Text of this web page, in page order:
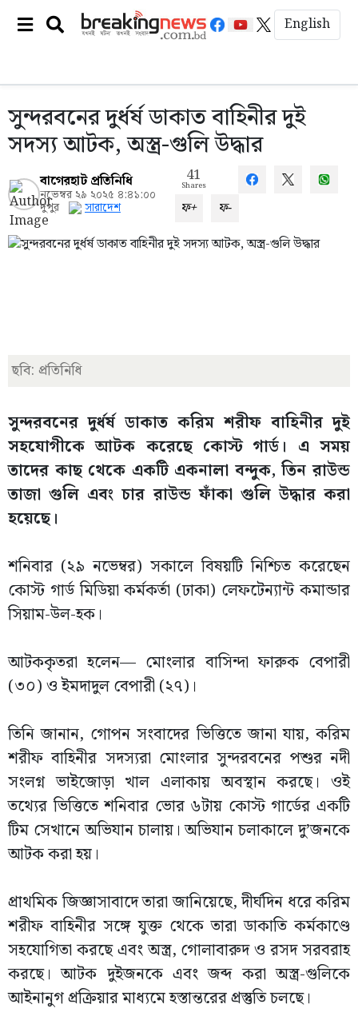
English
সুন্দরবনের দুর্ধর্ষ ডাকাত বাহিনীর দুই
সদস্য আটক, অস্ত্র-গুলি উদ্ধার
বাগেরহাট প্রতিনিধি
নভেম্বর ২৯ ২০২৫ ৪:৪১:০০
দুপুর সারাদেশ
41
Shares
ফ+ ফ-
ছবি: প্রতিনিধি
সুন্দরবনের দুর্ধর্ষ ডাকাত করিম শরীফ বাহিনীর দুই
সহযোগীকে আটক করেছে কোস্ট গার্ড। এ সময়
তাদের কাছ থেকে একটি একনালা বন্দুক, তিন রাউন্ড
তাজা গুলি এবং চার রাউন্ড ফাঁকা গুলি উদ্ধার করা
হয়েছে।
শনিবার (২৯ নভেম্বর) সকালে বিষয়টি নিশ্চিত করেছেন
কোস্ট গার্ড মিডিয়া কর্মকর্তা (ঢাকা) লেফটেন্যান্ট কমান্ডার
সিয়াম-উল-হক।
আটককৃতরা হলেন— মোংলার বাসিন্দা ফারুক বেপারী
(৩০) ও ইমদাদুল বেপারী (২৭)।
তিনি জানান, গোপন সংবাদের ভিত্তিতে জানা যায়, করিম
শরীফ বাহিনীর সদস্যরা মোংলার সুন্দরবনের পশুর নদী
সংলগ্ন ভাইজোড়া খাল এলাকায় অবস্থান করছে। ওই
তথ্যের ভিত্তিতে শনিবার ভোর ৬টায় কোস্ট গার্ডের একটি
টিম সেখানে অভিযান চালায়। অভিযান চলাকালে দু’জনকে
আটক করা হয়।
প্রাথমিক জিজ্ঞাসাবাদে তারা জানিয়েছে, দীর্ঘদিন ধরে করিম
শরীফ বাহিনীর সঙ্গে যুক্ত থেকে তারা ডাকাতি কর্মকাণ্ডে
সহযোগিতা করছে এবং অস্ত্র, গোলাবারুদ ও রসদ সরবরাহ
করছে। আটক দুইজনকে এবং জব্দ করা অস্ত্র-গুলিকে
আইনানুগ প্রক্রিয়ার মাধ্যমে হস্তান্তরের প্রস্তুতি চলছে।